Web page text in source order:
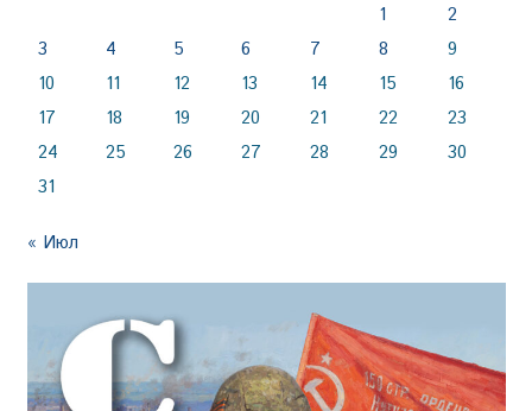
1
2
3
4 5 6 7 8
9
10
11 12 13 14 15
16
17
18 19 20 21 22
23
24
25 26 27 28 29
30
31
« Июл